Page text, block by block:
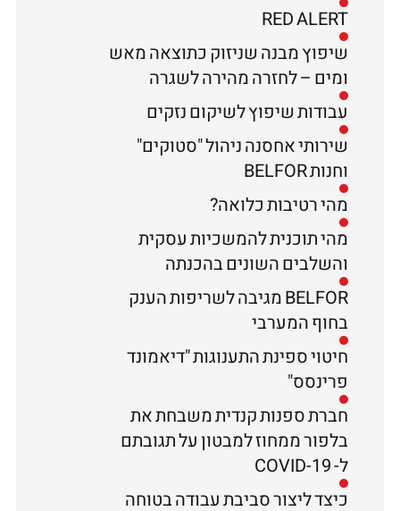
RED ALERT
שיפוץ מבנה שניזוק כתוצאה מאש
ומים – לחזרה מהירה לשגרה
עבודות שיפוץ לשיקום נזקים
שירותי אחסנה ניהול "סטוקים"
וחנות BELFOR
מהי רטיבות כלואה?
מהי תוכנית להמשכיות עסקית
והשלבים השונים בהכנתה
BELFOR מגיבה לשריפות הענק
בחוף המערבי
חיטוי ספינת התענוגות "דיאמונד
פרינסס"
חברת ספנות קנדית משבחת את
בלפור ממחוז למבטון על תגובתם
ל- COVID-19
כיצד ליצור סביבת עבודה בטוחה